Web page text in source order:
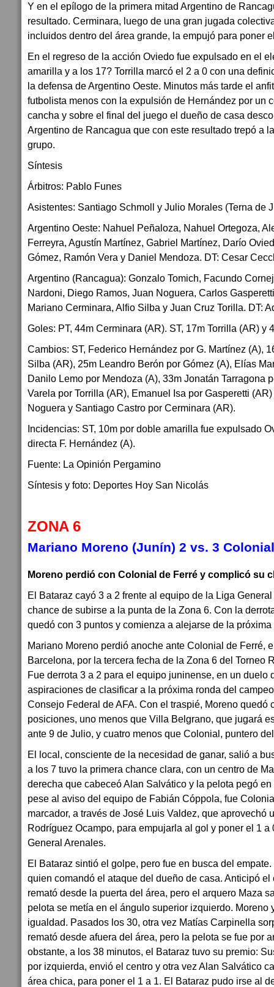
Y en el epílogo de la primera mitad Argentino de
resultado. Cerminara, luego de una gran jugada
incluidos dentro del área grande, la empujó para poner
En el regreso de la acción Oviedo fue expulsado en el
amarilla y a los 17? Torrilla marcó el 2 a 0 con una
la defensa de Argentino Oeste. Minutos más tarde el
futbolista menos con la expulsión de Hernández por un
cancha y sobre el final del juego el dueño de casa
Argentino de Rancagua que con este resultado trepó a
grupo.
Síntesis
Árbitros: Pablo Funes
Asistentes: Santiago Schmoll y Julio Morales (Terna de
Argentino Oeste: Nahuel Peñaloza, Nahuel Ortegoza,
Ferreyra, Agustín Martínez, Gabriel Martínez, Darío
Gómez, Ramón Vera y Daniel Mendoza. DT: Cesar
Argentino (Rancagua): Gonzalo Tomich, Facundo
Nardoni, Diego Ramos, Juan Noguera, Carlos
Mariano Cerminara, Alfio Silba y Juan Cruz Torilla. DT:
Goles: PT, 44m Cerminara (AR). ST, 17m Torrilla (AR) y
Cambios: ST, Federico Hernández por G. Martínez (A),
Silba (AR), 25m Leandro Berón por Gómez (A), Elías
Danilo Lemo por Mendoza (A), 33m Jonatán Tarragona
Varela por Torrilla (AR), Emanuel Isa por Gasperetti
Noguera y Santiago Castro por Cerminara (AR).
Incidencias: ST, 10m por doble amarilla fue expulsado
directa F. Hernández (A).
Fuente: La Opinión Pergamino
Síntesis y foto: Deportes Hoy San Nicolás
ZONA 6
Mariano Moreno (Junín) 2 vs. 3
Moreno perdió con Colonial de Ferré y complicó su
El Bataraz cayó 3 a 2 frente al equipo de la Liga
chance de subirse a la punta de la Zona 6. Con la
quedó con 3 puntos y comienza a alejarse de la próxima
Mariano Moreno perdió anoche ante Colonial de Ferré,
Barcelona, por la tercera fecha de la Zona 6 del Torneo
Fue derrota 3 a 2 para el equipo juninense, en un duelo
aspiraciones de clasificar a la próxima ronda del
Consejo Federal de AFA. Con el traspié, Moreno quedó
posiciones, uno menos que Villa Belgrano, que jugará
ante 9 de Julio, y cuatro menos que Colonial, puntero
El local, consciente de la necesidad de ganar, salió a
a los 7 tuvo la primera chance clara, con un centro de
derecha que cabeceó Alan Salvático y la pelota pegó
pese al aviso del equipo de Fabián Cóppola, fue
marcador, a través de José Luis Valdez, que aprovechó
Rodríguez Ocampo, para empujarla al gol y poner el 1 a
General Arenales.
El Bataraz sintió el golpe, pero fue en busca del
quien comandó el ataque del dueño de casa. Anticipó el
remató desde la puerta del área, pero el arquero Maza
pelota se metía en el ángulo superior izquierdo. Moreno
igualdad. Pasados los 30, otra vez Matías Carpinella
remató desde afuera del área, pero la pelota se fue por
obstante, a los 38 minutos, el Bataraz tuvo su premio:
por izquierda, envió el centro y otra vez Alan Salvático
área chica, para poner el 1 a 1. El Bataraz pudo irse al